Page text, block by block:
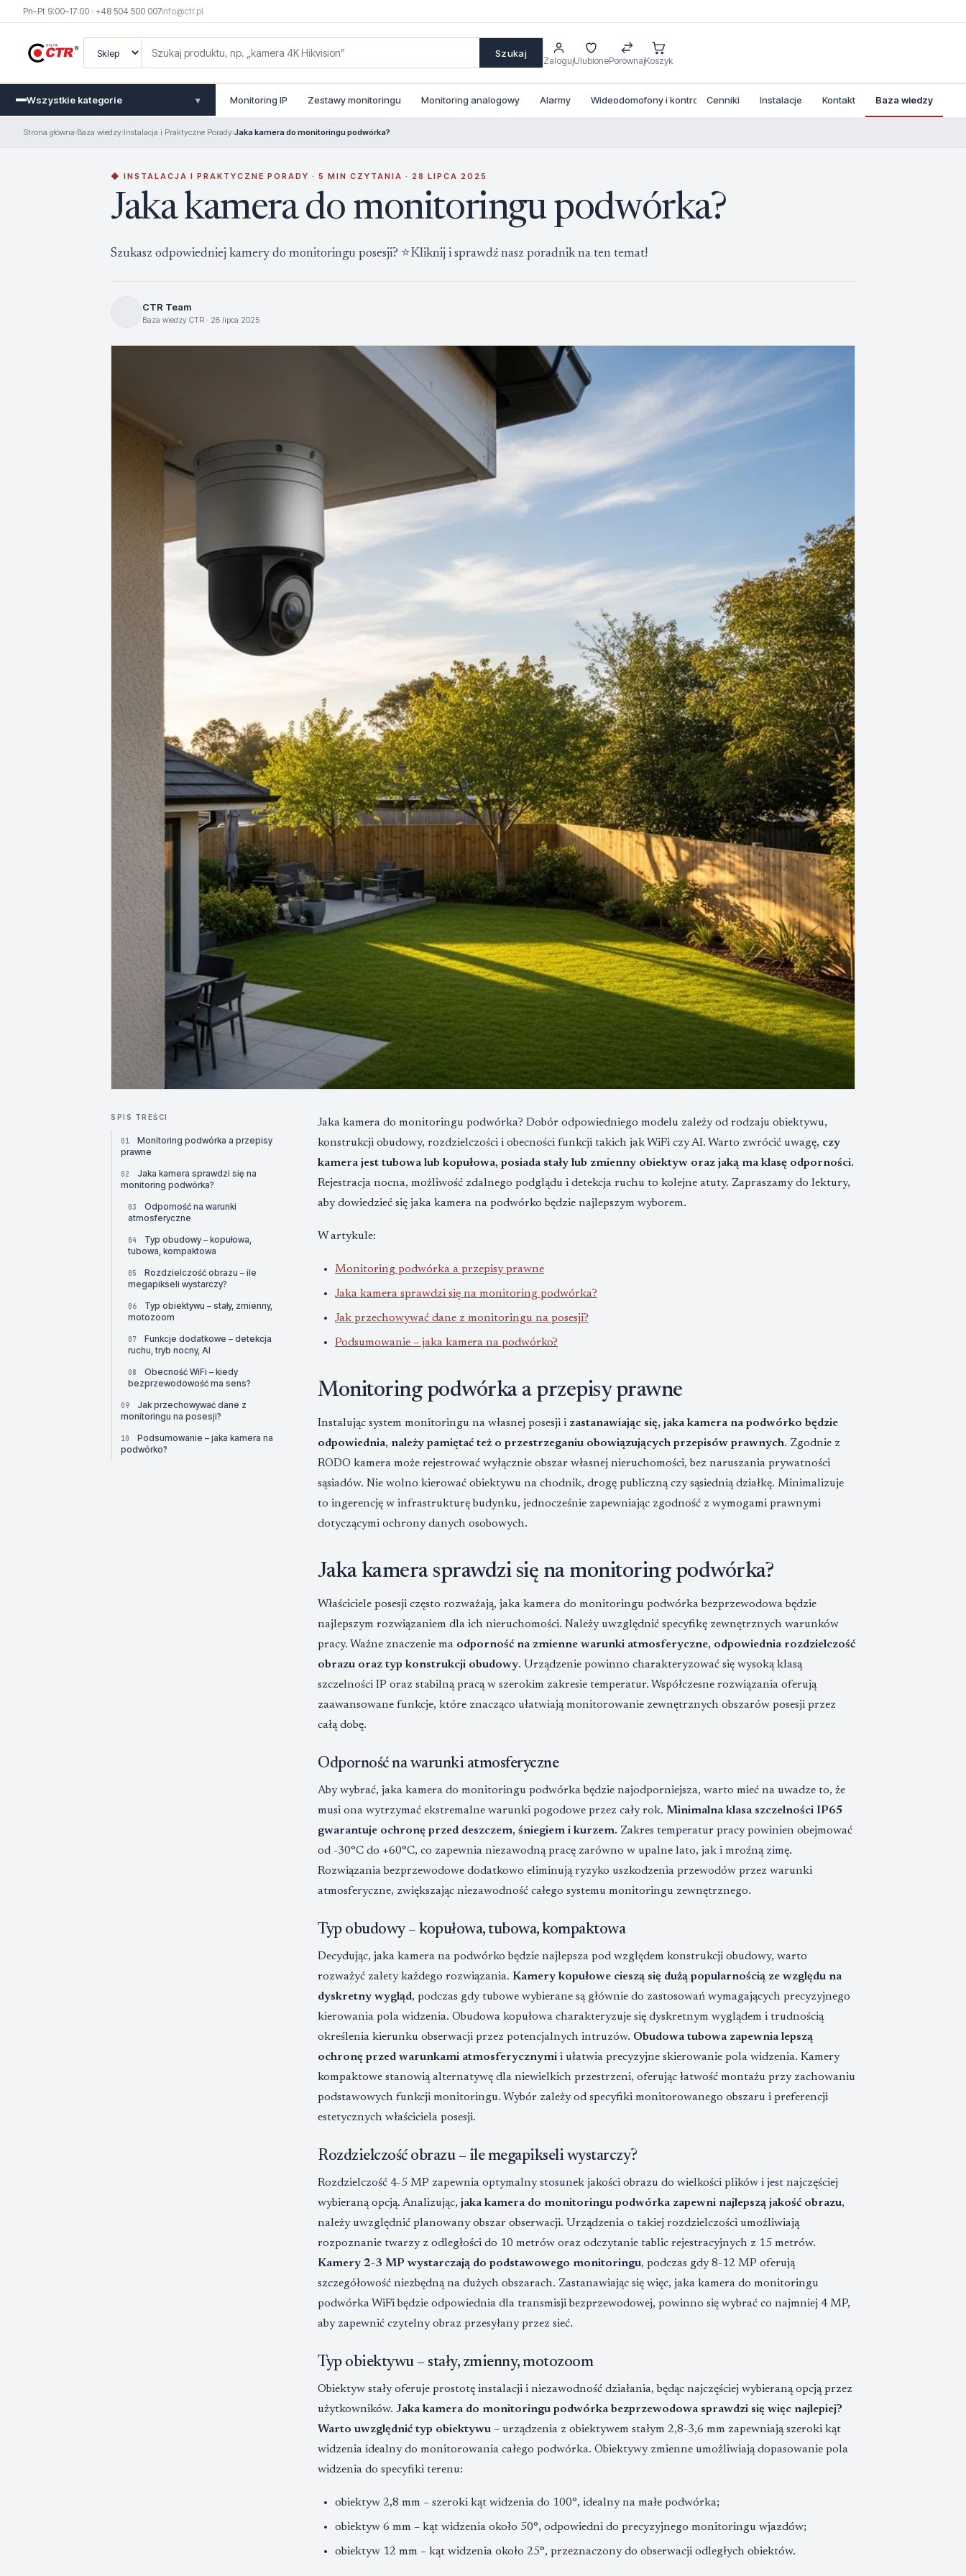
Pn–Pt 9:00–17:00 · +48 504 500 007info@ctr.pl
Szukaj
ZalogujUlubionePorównajKoszyk
Wszystkie kategorie ▾ Monitoring IP Zestawy monitoringu Monitoring analogowy Alarmy Wideodomofony i kontrola dostepu
Cenniki Instalacje Kontakt Baza wiedzy
Strona główna›Baza wiedzy›Instalacja i Praktyczne Porady›Jaka kamera do monitoringu podwórka?
◆ INSTALACJA I PRAKTYCZNE PORADY · 5 MIN CZYTANIA · 28 LIPCA 2025
Jaka kamera do monitoringu podwórka?
Szukasz odpowiedniej kamery do monitoringu posesji? ⭐Kliknij i sprawdź nasz poradnik na ten temat!
CTR Team
Baza wiedzy CTR · 28 lipca 2025
SPIS TREŚCI
01
Monitoring podwórka a przepisy
prawne
02
Jaka kamera sprawdzi się na
monitoring podwórka?
03
Odporność na warunki
atmosferyczne
04
Typ obudowy – kopułowa,
tubowa, kompaktowa
05
Rozdzielczość obrazu – ile
megapikseli wystarczy?
06
Typ obiektywu – stały, zmienny,
motozoom
07
Funkcje dodatkowe – detekcja
ruchu, tryb nocny, AI
08
Obecność WiFi – kiedy
bezprzewodowość ma sens?
09
Jak przechowywać dane z
monitoringu na posesji?
10
Podsumowanie – jaka kamera na
podwórko?
Jaka kamera do monitoringu podwórka? Dobór odpowiedniego modelu zależy od rodzaju obiektywu,
konstrukcji obudowy, rozdzielczości i obecności funkcji takich jak WiFi czy AI. Warto zwrócić uwagę, czy
kamera jest tubowa lub kopułowa, posiada stały lub zmienny obiektyw oraz jaką ma klasę odporności.
Rejestracja nocna, możliwość zdalnego podglądu i detekcja ruchu to kolejne atuty. Zapraszamy do lektury,
aby dowiedzieć się jaka kamera na podwórko będzie najlepszym wyborem.
W artykule:
Monitoring podwórka a przepisy prawne
Jaka kamera sprawdzi się na monitoring podwórka?
Jak przechowywać dane z monitoringu na posesji?
Podsumowanie – jaka kamera na podwórko?
Monitoring podwórka a przepisy prawne
Instalując system monitoringu na własnej posesji i zastanawiając się, jaka kamera na podwórko będzie
odpowiednia, należy pamiętać też o przestrzeganiu obowiązujących przepisów prawnych. Zgodnie z
RODO kamera może rejestrować wyłącznie obszar własnej nieruchomości, bez naruszania prywatności
sąsiadów. Nie wolno kierować obiektywu na chodnik, drogę publiczną czy sąsiednią działkę. Minimalizuje
to ingerencję w infrastrukturę budynku, jednocześnie zapewniając zgodność z wymogami prawnymi
dotyczącymi ochrony danych osobowych.
Jaka kamera sprawdzi się na monitoring podwórka?
Właściciele posesji często rozważają, jaka kamera do monitoringu podwórka bezprzewodowa będzie
najlepszym rozwiązaniem dla ich nieruchomości. Należy uwzględnić specyfikę zewnętrznych warunków
pracy. Ważne znaczenie ma odporność na zmienne warunki atmosferyczne, odpowiednia rozdzielczość
obrazu oraz typ konstrukcji obudowy. Urządzenie powinno charakteryzować się wysoką klasą
szczelności IP oraz stabilną pracą w szerokim zakresie temperatur. Współczesne rozwiązania oferują
zaawansowane funkcje, które znacząco ułatwiają monitorowanie zewnętrznych obszarów posesji przez
całą dobę.
Odporność na warunki atmosferyczne
Aby wybrać, jaka kamera do monitoringu podwórka będzie najodporniejsza, warto mieć na uwadze to, że
musi ona wytrzymać ekstremalne warunki pogodowe przez cały rok. Minimalna klasa szczelności IP65
gwarantuje ochronę przed deszczem, śniegiem i kurzem. Zakres temperatur pracy powinien obejmować
od -30°C do +60°C, co zapewnia niezawodną pracę zarówno w upalne lato, jak i mroźną zimę.
Rozwiązania bezprzewodowe dodatkowo eliminują ryzyko uszkodzenia przewodów przez warunki
atmosferyczne, zwiększając niezawodność całego systemu monitoringu zewnętrznego.
Typ obudowy – kopułowa, tubowa, kompaktowa
Decydując, jaka kamera na podwórko będzie najlepsza pod względem konstrukcji obudowy, warto
rozważyć zalety każdego rozwiązania. Kamery kopułowe cieszą się dużą popularnością ze względu na
dyskretny wygląd, podczas gdy tubowe wybierane są głównie do zastosowań wymagających precyzyjnego
kierowania pola widzenia. Obudowa kopułowa charakteryzuje się dyskretnym wyglądem i trudnością
określenia kierunku obserwacji przez potencjalnych intruzów. Obudowa tubowa zapewnia lepszą
ochronę przed warunkami atmosferycznymi i ułatwia precyzyjne skierowanie pola widzenia. Kamery
kompaktowe stanowią alternatywę dla niewielkich przestrzeni, oferując łatwość montażu przy zachowaniu
podstawowych funkcji monitoringu. Wybór zależy od specyfiki monitorowanego obszaru i preferencji
estetycznych właściciela posesji.
Rozdzielczość obrazu – ile megapikseli wystarczy?
Rozdzielczość 4-5 MP zapewnia optymalny stosunek jakości obrazu do wielkości plików i jest najczęściej
wybieraną opcją. Analizując, jaka kamera do monitoringu podwórka zapewni najlepszą jakość obrazu,
należy uwzględnić planowany obszar obserwacji. Urządzenia o takiej rozdzielczości umożliwiają
rozpoznanie twarzy z odległości do 10 metrów oraz odczytanie tablic rejestracyjnych z 15 metrów.
Kamery 2-3 MP wystarczają do podstawowego monitoringu, podczas gdy 8-12 MP oferują
szczegółowość niezbędną na dużych obszarach. Zastanawiając się więc, jaka kamera do monitoringu
podwórka WiFi będzie odpowiednia dla transmisji bezprzewodowej, powinno się wybrać co najmniej 4 MP,
aby zapewnić czytelny obraz przesyłany przez sieć.
Typ obiektywu – stały, zmienny, motozoom
Obiektyw stały oferuje prostotę instalacji i niezawodność działania, będąc najczęściej wybieraną opcją przez
użytkowników. Jaka kamera do monitoringu podwórka bezprzewodowa sprawdzi się więc najlepiej?
Warto uwzględnić typ obiektywu – urządzenia z obiektywem stałym 2,8-3,6 mm zapewniają szeroki kąt
widzenia idealny do monitorowania całego podwórka. Obiektywy zmienne umożliwiają dopasowanie pola
widzenia do specyfiki terenu:
obiektyw 2,8 mm – szeroki kąt widzenia do 100°, idealny na małe podwórka;
obiektyw 6 mm – kąt widzenia około 50°, odpowiedni do precyzyjnego monitoringu wjazdów;
obiektyw 12 mm – kąt widzenia około 25°, przeznaczony do obserwacji odległych obiektów.